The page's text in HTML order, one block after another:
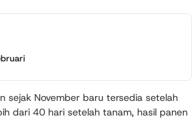
sejak November baru tersedia setelah
dari 40 hari setelah tanam, hasil panen